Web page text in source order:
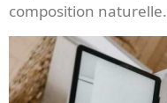
composition naturelle.